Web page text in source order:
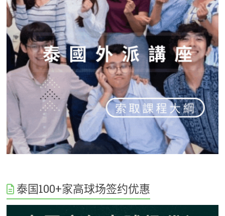
泰国100+家高球场签约优惠